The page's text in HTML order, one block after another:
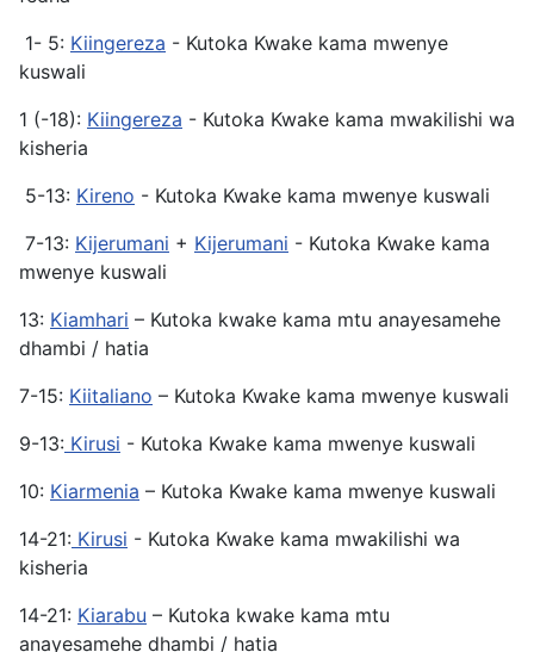
1- 5: Kiingereza - Kutoka Kwake kama mwenye
kuswali
1 (-18): Kiingereza - Kutoka Kwake kama mwakilishi wa
kisheria
5-13: Kireno - Kutoka Kwake kama mwenye kuswali
7-13: Kijerumani + Kijerumani - Kutoka Kwake kama
mwenye kuswali
13: Kiamhari – Kutoka kwake kama mtu anayesamehe
dhambi / hatia
7-15: Kiitaliano – Kutoka Kwake kama mwenye kuswali
9-13: Kirusi - Kutoka Kwake kama mwenye kuswali
10: Kiarmenia – Kutoka Kwake kama mwenye kuswali
14-21: Kirusi - Kutoka Kwake kama mwakilishi wa
kisheria
14-21: Kiarabu – Kutoka kwake kama mtu
anayesamehe dhambi / hatia